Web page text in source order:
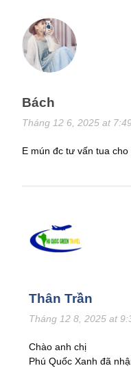
Bách
Tháng 12 6, 2025 at
E mún đc tư vấn tua
Thân Trần
Tháng 12 8, 2025 at
Chào anh chị
Phú Quốc Xanh đã